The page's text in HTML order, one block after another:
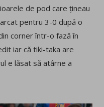
de pod care țineau
pentru 3-0 după o
corner într-o fază în
iar că tiki-taka are
e lăsat să atârne a